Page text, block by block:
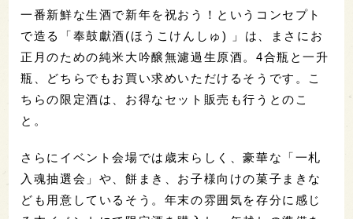
一番新鮮な生酒で新年を祝おう！というコンセプト
で造る「奉鼓獻酒(ほうこけんしゅ) 」は、まさにお
正月のための純米大吟醸無濾過生原酒。4合瓶と一升
瓶、どちらでもお買い求めいただけるそうです。こ
ちらの限定酒は、お得なセット販売も行うとのこ
と。
さらにイベント会場では歳末らしく、豪華な「一札
入魂抽選会」や、餅まき、お子様向けの菓子まきな
ども用意しているそう。年末の雰囲気を存分に感じ